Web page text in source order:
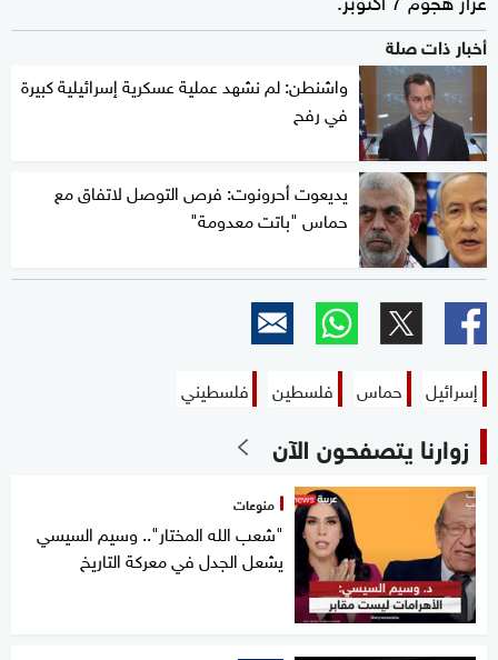
أخبار ذات صلة
واشنطن: لم نشهد عملية عسكرية إسرائيلية كبيرة
في رفح
يديعوت أحرونوت: فرص التوصل لاتفاق مع
حماس "باتت معدومة"
إسرائيل حماس فلسطين فلسطيني
زوارنا يتصفحون الآن
منوعات
"شعب الله المختار".. وسيم السيسي
يشعل الجدل في معركة التاريخ